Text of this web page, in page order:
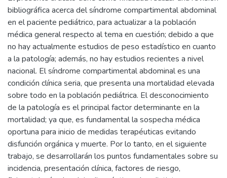
bibliográfica acerca del síndrome compartimental abdominal
en el paciente pediátrico, para actualizar a la población
médica general respecto al tema en cuestión; debido a que
no hay actualmente estudios de peso estadístico en cuanto
a la patología; además, no hay estudios recientes a nivel
nacional. El síndrome compartimental abdominal es una
condición clínica seria, que presenta una mortalidad elevada
sobre todo en la población pediátrica. El desconocimiento
de la patología es el principal factor determinante en la
mortalidad; ya que, es fundamental la sospecha médica
oportuna para inicio de medidas terapéuticas evitando
disfunción orgánica y muerte. Por lo tanto, en el siguiente
trabajo, se desarrollarán los puntos fundamentales sobre su
incidencia, presentación clínica, factores de riesgo,